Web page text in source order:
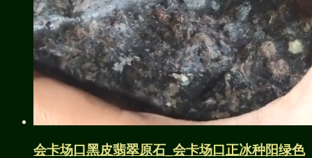
会卡场口黑皮翡翠原石_会卡场口正冰种阳绿色